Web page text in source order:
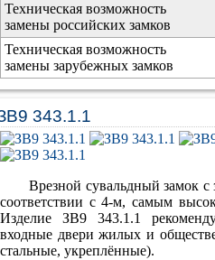
Техническая возможность
замены российских замков
Техническая возможность
замены зарубежных замков
343.1.1
Врезной сувальдный замок
соответствии с 4-м, самым
Изделие ЗВ9 343.1.1
входные двери жилых и
стальные, укреплённые).